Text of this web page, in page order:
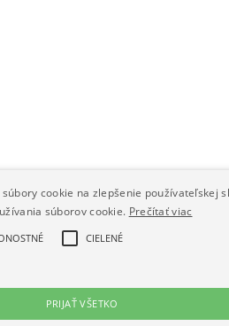
cookie na zlepšenie používateľskej
súborov cookie. Prečítať viac
CIELENÉ
PRIJAŤ VŠETKO